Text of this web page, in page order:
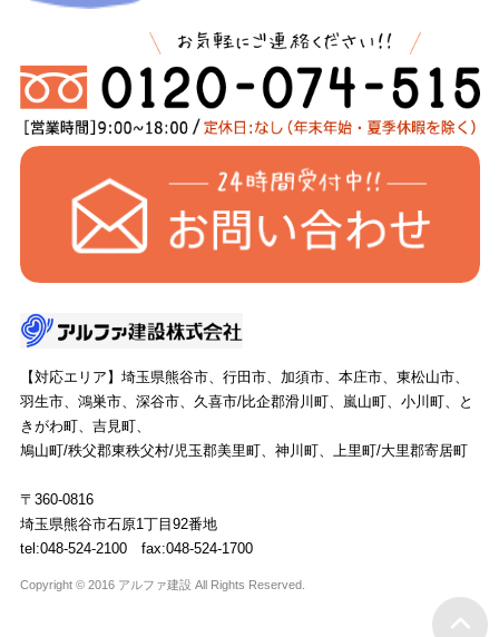
【対応エリア】埼玉県熊谷市、行田市、加須市、本庄市、東松山市、
羽生市、鴻巣市、深谷市、久喜市/比企郡滑川町、嵐山町、小川町、と
きがわ町、吉見町、
鳩山町/秩父郡東秩父村/児玉郡美里町、神川町、上里町/大里郡寄居町
〒360-0816
埼玉県熊谷市石原1丁目92番地
tel:048-524-2100 fax:048-524-1700
Copyright © 2016 アルファ建設 All Rights Reserved.